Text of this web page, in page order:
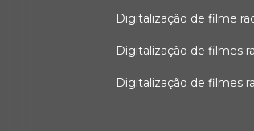
digitalização de filme
digitalização de filmes
digitalização de filmes